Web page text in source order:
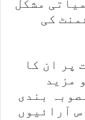
مشکل
کی
پر ان کا
مزید
بندی
آرائیوں